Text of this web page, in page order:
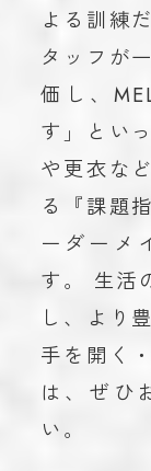
よる訓練
タッフが
価し、
す」とい
や更衣な
る『課題
ーダーメ
す。 生活
し、より
手を開く
は、ぜひ
い。